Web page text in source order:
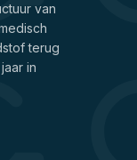
van
terug
in